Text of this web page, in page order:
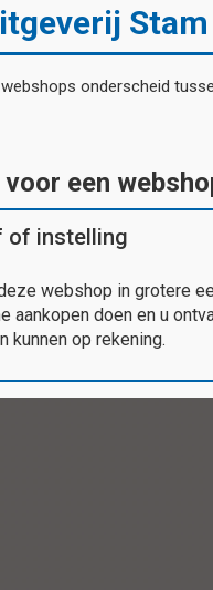
kleuren
kangaroe - nijlpaard - krokodil
Stam
onderscheid
een
of instelling
webshop in grotere
aankopen doen en u
kunnen op rekening.